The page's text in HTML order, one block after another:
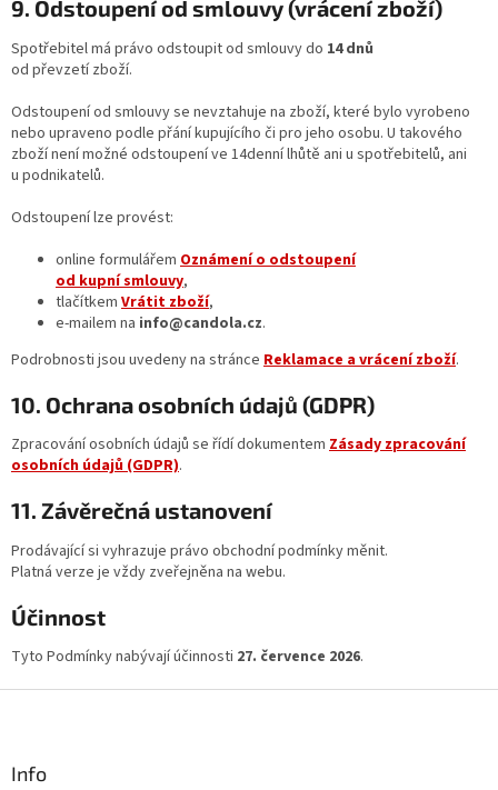
9. Odstoupení od smlouvy (vrácení zboží)
Spotřebitel má právo odstoupit od smlouvy do 14 dnů
od převzetí zboží.
Odstoupení od smlouvy se nevztahuje na zboží, které bylo vyrobeno
nebo upraveno podle přání kupujícího či pro jeho osobu. U takového
zboží není možné odstoupení ve 14denní lhůtě ani u spotřebitelů, ani
u podnikatelů.
Odstoupení lze provést:
online formulářem Oznámení o odstoupení
od kupní smlouvy,
tlačítkem Vrátit zboží,
e‑mailem na info@candola.cz.
Podrobnosti jsou uvedeny na stránce Reklamace a vrácení zboží.
10. Ochrana osobních údajů (GDPR)
Zpracování osobních údajů se řídí dokumentem Zásady zpracování
osobních údajů (GDPR).
11. Závěrečná ustanovení
Prodávající si vyhrazuje právo obchodní podmínky měnit.
Platná verze je vždy zveřejněna na webu.
Účinnost
Tyto Podmínky nabývají účinnosti 27. července 2026.
Info